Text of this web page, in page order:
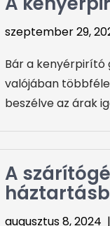
szeptember 29,
Bár a kenyérpirító
valójában
beszélve az árak
A
augusztus 8, 2024 |